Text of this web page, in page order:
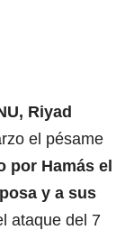
Riyad
el pésame
por Hamás el
y a sus
ataque del 7